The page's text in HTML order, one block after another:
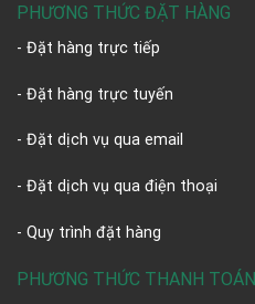
PHƯƠNG THỨC ĐẶT HÀNG
- Đặt hàng trực tiếp
- Đặt hàng trực tuyến
- Đặt dịch vụ qua email
- Đặt dịch vụ qua điện thoại
- Quy trình đặt hàng
PHƯƠNG THỨC THANH TOÁN